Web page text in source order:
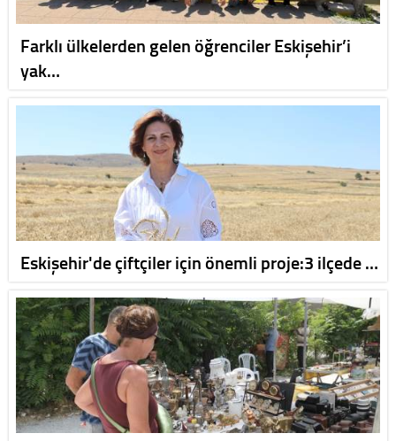
Farklı ülkelerden gelen öğrenciler Eskişehir’i
yak…
Eskişehir'de çiftçiler için önemli proje:3 ilçede …